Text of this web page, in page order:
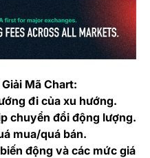
Mã Chart:
tab)
đi của xu hướng.
chuyển đổi động lượng.
mua/quá bán.
new tab)
động và các mức giá